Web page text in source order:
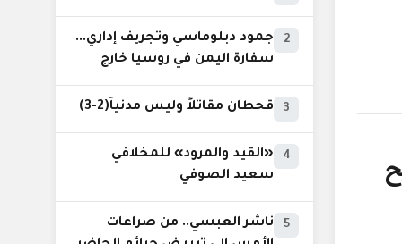
2
جمود دبلوماسي وتجريف إداري...
سفارة اليمن في روسيا خارج
3 قحطان مقاتلاً وليس مدنياً(2-3)
4
«القيد والمرود» للمخلافي
سعيد الصوفي
5
ناشر العبسي.. من صراعات